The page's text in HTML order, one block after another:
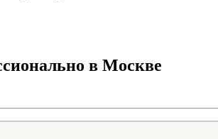
в Москве